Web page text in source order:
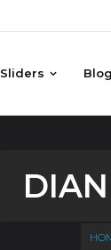
Sliders Blog